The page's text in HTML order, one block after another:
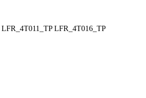
LFR_4T011_TP LFR_4T016_TP